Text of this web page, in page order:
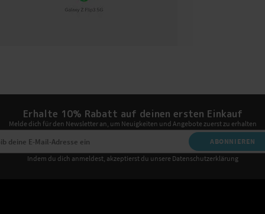
Erhalte 10% Rabatt auf deinen ersten Einkauf
Melde dich für den Newsletter an, um Neuigkeiten und Angebote zuerst zu erhalten
ABONNIEREN
Indem du dich anmeldest, akzeptierst du unsere Datenschutzerklärung